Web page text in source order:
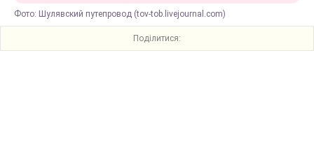
Фото: Шулявский путепровод (tov-tob.livejournal.com)
Поділитися: